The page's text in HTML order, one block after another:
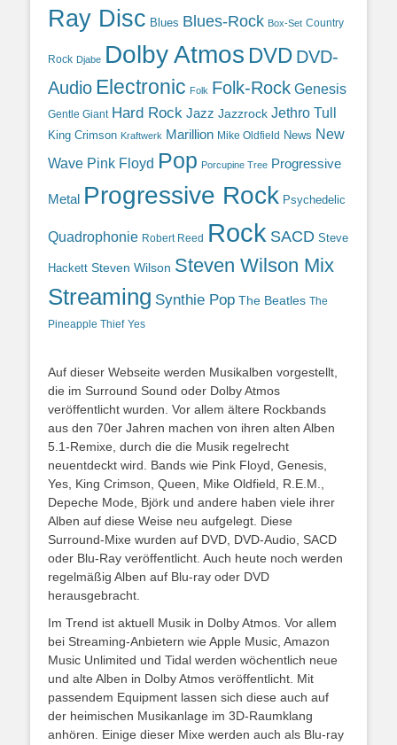
Ray Disc Blues Blues-Rock Box-Set Country
Rock Djabe Dolby Atmos DVD DVD-
Audio Electronic Folk Folk-Rock Genesis
Gentle Giant Hard Rock Jazz Jazzrock Jethro Tull
King Crimson Kraftwerk Marillion Mike Oldfield News New
Wave Pink Floyd Pop Porcupine Tree Progressive
Metal Progressive Rock Psychedelic
Quadrophonie Robert Reed Rock SACD Steve
Hackett Steven Wilson Steven Wilson Mix
Streaming Synthie Pop The Beatles The
Pineapple Thief Yes
Auf dieser Webseite werden Musikalben vorgestellt,
die im Surround Sound oder Dolby Atmos
veröffentlicht wurden. Vor allem ältere Rockbands
aus den 70er Jahren machen von ihren alten Alben
5.1-Remixe, durch die die Musik regelrecht
neuentdeckt wird. Bands wie Pink Floyd, Genesis,
Yes, King Crimson, Queen, Mike Oldfield, R.E.M.,
Depeche Mode, Björk und andere haben viele ihrer
Alben auf diese Weise neu aufgelegt. Diese
Surround-Mixe wurden auf DVD, DVD-Audio, SACD
oder Blu-Ray veröffentlicht. Auch heute noch werden
regelmäßig Alben auf Blu-ray oder DVD
herausgebracht.
Im Trend ist aktuell Musik in Dolby Atmos. Vor allem
bei Streaming-Anbietern wie Apple Music, Amazon
Music Unlimited und Tidal werden wöchentlich neue
und alte Alben in Dolby Atmos veröffentlicht. Mit
passendem Equipment lassen sich diese auch auf
der heimischen Musikanlage im 3D-Raumklang
anhören. Einige dieser Mixe werden auch als Blu-ray